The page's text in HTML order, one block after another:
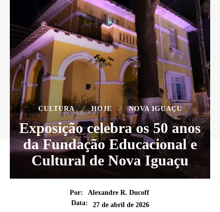
CULTURA HOJE NOVA IGUAÇU
Exposição celebra os 50 anos
da Fundação Educacional e
Cultural de Nova Iguaçu
Por:
Alexandre R. Ducoff
Data:
27 de abril de 2026